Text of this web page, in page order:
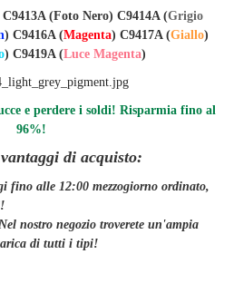
C9413A (Foto Nero) C9414A (Grigio
) C9416A (Magenta) C9417A (Giallo)
) C9419A (Luce Magenta)
e perdere i soldi! Risparmia fino al
96%!
di acquisto:
fino alle 12:00 mezzogiorno ordinato,
!
nostro negozio troverete un'ampia
di tutti i tipi!